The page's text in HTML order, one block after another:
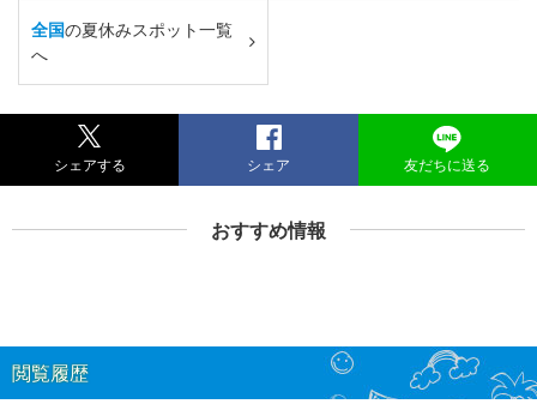
全国の夏休みスポット一覧
へ
シェアする シェア 友だちに送る
おすすめ情報
閲覧履歴